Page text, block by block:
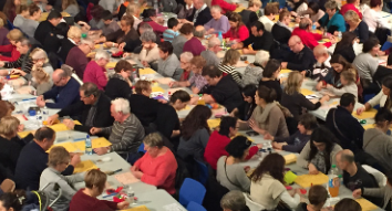
ROSE 2026